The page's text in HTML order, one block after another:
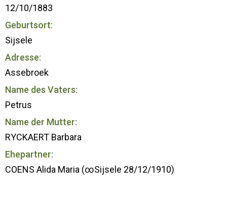
12/10/1883
Geburtsort:
Sijsele
Adresse:
Assebroek
Name des Vaters:
Petrus
Name der Mutter:
RYCKAERT Barbara
Ehepartner:
COENS Alida Maria (∞Sijsele 28/12/1910)